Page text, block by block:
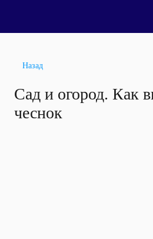
Назад
Сад и огород. Как
чеснок